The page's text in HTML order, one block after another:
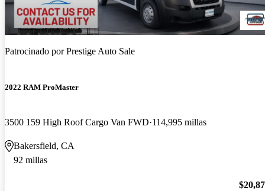
Patrocinado porPrestige Auto Sale
2022 RAM ProMaster
3500 159 High Roof Cargo Van FWD 114,995 millas
Bakersfield, CA
92 millas